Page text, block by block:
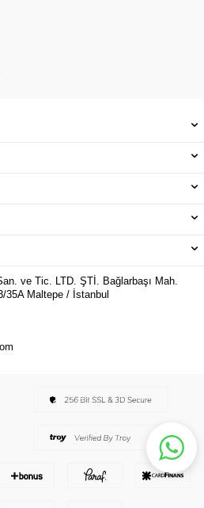
ve Tic. LTD. ŞTİ. Bağlarbaşı Mah.
35A Maltepe / İstanbul